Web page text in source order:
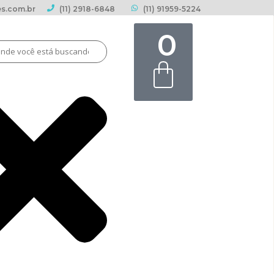
(11) 2918-6848 (11) 91959-5224
0